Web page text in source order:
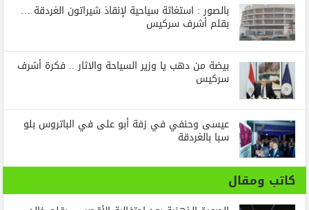
بالصور : استغاثة سياحية لإنقاذ شيراتون الغردقة …
بقلم أشرف سركيس
بيضة من دهب يا وزير السياحة والاثار .. فكرة أشرف
سركيس
عيسى وحنفي في زفة أبو على في الباتروس بلو
سبا بالغردقة
كاتب ومقال